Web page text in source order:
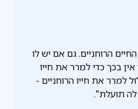
הרוחניים. גם אם יש לו
אין בכך כדי למרר את חייו
למרר את חייו הרוחניים -
לה תועלת".